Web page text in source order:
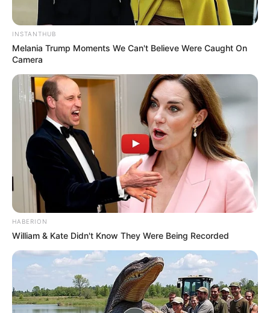
ΤΑΥΤΟΤΗΤΑ ΚΑΙ ΕΠΙΚΟΙΝΩΝΙΑ ΟΡΟΙ ΧΡΗΣΗΣ
INSTANTHUB
Melania Trump Moments We Can't Believe Were Caught On
Camera
HABERION
William & Kate Didn't Know They Were Being Recorded